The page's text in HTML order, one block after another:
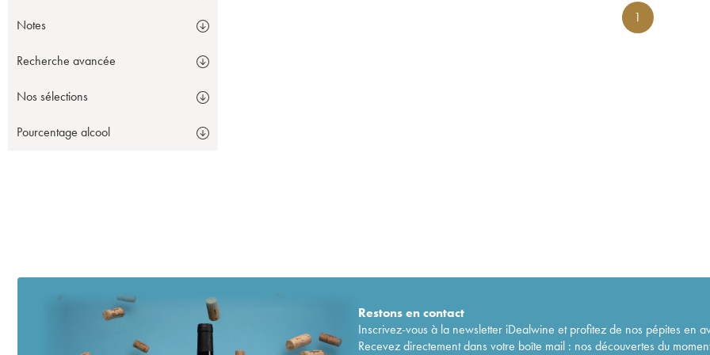
Notes
Recherche avancée
Nos sélections
Pourcentage alcool
1
Restons encontact
Inscrivez-vous à la newsletter iDealwine et profitez de nos pépites en
Recevez directement dans votre boîte mail : nos découvertes du